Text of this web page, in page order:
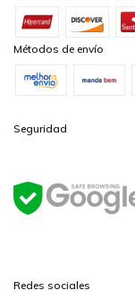
Métodos de envío
Seguridad
Redes sociales